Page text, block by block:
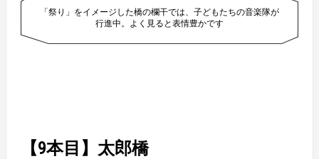
「祭り」をイメージした橋の欄干では、子どもたちの音楽隊が
行進中。よく見ると表情豊かです
【9本目】太郎橋